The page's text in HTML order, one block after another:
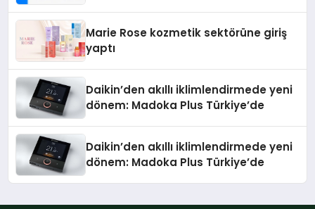
Marie Rose kozmetik sektörüne giriş
yaptı
Daikin’den akıllı iklimlendirmede yeni
dönem: Madoka Plus Türkiye’de
Daikin’den akıllı iklimlendirmede yeni
dönem: Madoka Plus Türkiye’de